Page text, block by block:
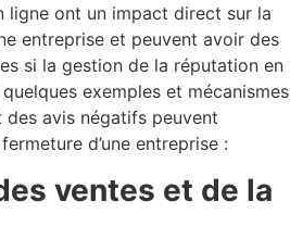
ligne ont un impact direct sur la
entreprise et peuvent avoir des
si la gestion de la réputation en
exemples et mécanismes
avis négatifs peuvent
d’une entreprise :
ventes et de la